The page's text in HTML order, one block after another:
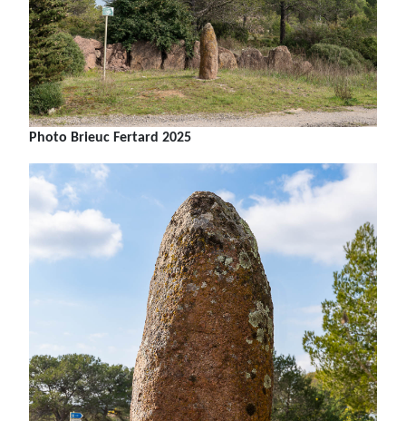
Photo Brieuc Fertard 2025